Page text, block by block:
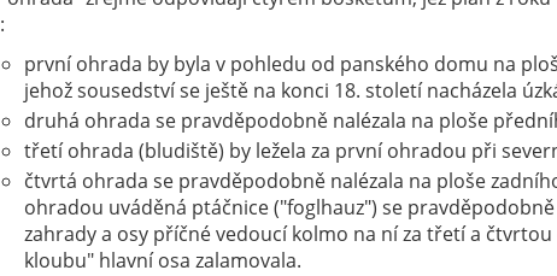
:
první ohrada by byla v pohledu od panského domu na
jehož sousedství se ještě na konci 18. století nacházela
druhá ohrada se pravděpodobně nalézala na ploše
třetí ohrada (bludiště) by ležela za první ohradou při
čtvrtá ohrada se pravděpodobně nalézala na ploše
ohradou uváděná ptáčnice ("foglhauz") se
zahrady a osy příčné vedoucí kolmo na ní za třetí a
kloubu" hlavní osa zalamovala.